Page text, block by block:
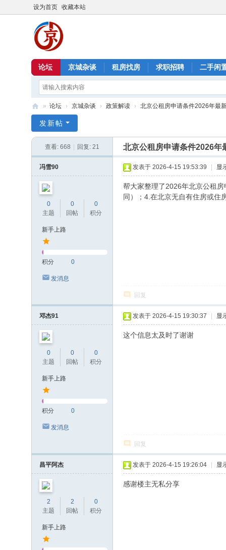
设为首页 收藏本站
论坛 京城杂谈 租房找房 求职招聘 二手闲
京
» 论坛 › 京城杂谈 › 政策解读 › 北京公租房申请条件2026年最
发新帖
查看: 668 回复: 21 北京公租房申请条件2026年
冯雪90
0
主题
0
回帖
0
积分
新手上路
积分 0
发消息
发表于 2026-4-15 19:53:39 显
帮大家整理了2026年北京公租
同）；4.在北京无自有住房或住
回复
邓杰91
0
主题
0
回帖
0
积分
新手上路
积分 0
发消息
发表于 2026-4-15 19:30:37 显
这个信息太及时了谢谢
回复
昌平阿杰
2
主题
2
回帖
0
积分
新手上路
发表于 2026-4-15 19:26:04 显
感谢楼主无私分享